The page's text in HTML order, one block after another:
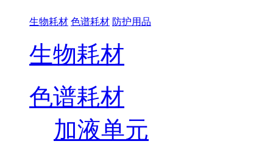
生物耗材 色谱耗材 防护用品
生物耗材
色谱耗材
加液单元